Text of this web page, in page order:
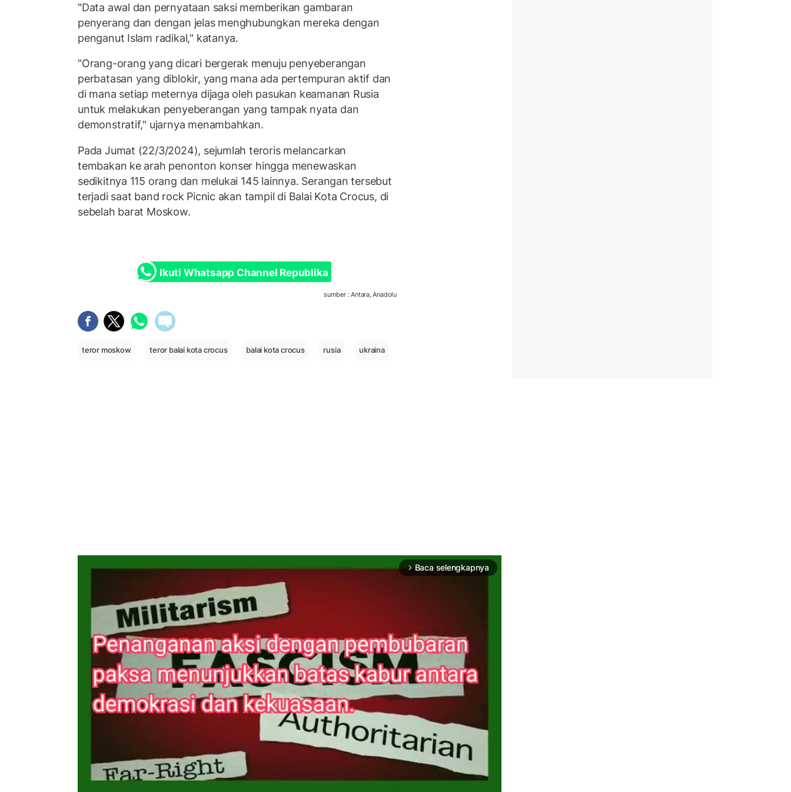
"Data awal dan pernyataan saksi memberikan gambaran
penyerang dan dengan jelas menghubungkan mereka dengan
penganut Islam radikal," katanya.
"Orang-orang yang dicari bergerak menuju penyeberangan
perbatasan yang diblokir, yang mana ada pertempuran aktif dan
di mana setiap meternya dijaga oleh pasukan keamanan Rusia
untuk melakukan penyeberangan yang tampak nyata dan
demonstratif," ujarnya menambahkan.
Pada Jumat (22/3/2024), sejumlah teroris melancarkan
tembakan ke arah penonton konser hingga menewaskan
sedikitnya 115 orang dan melukai 145 lainnya. Serangan tersebut
terjadi saat band rock Picnic akan tampil di Balai Kota Crocus, di
sebelah barat Moskow.
Ikuti Whatsapp Channel Republika
sumber : Antara, Anadolu
teror moskow teror balai kota crocus balai kota crocus rusia ukraina
arrow_forward_ios Baca selengkapnya